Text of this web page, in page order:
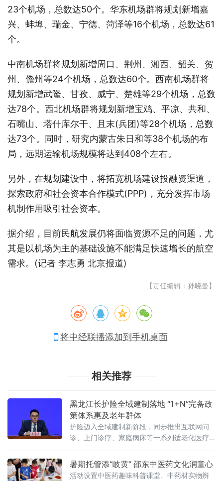
23个机场，总数达50个。华东机场群将规划新增嘉
兴、蚌埠、瑞金、宁德、菏泽等16个机场，总数达61
个。
中南机场群将规划新增周口、荆州、湘西、韶关、贺
州、儋州等24个机场，总数达60个。西南机场群将
规划新增武隆、甘孜、威宁、楚雄等29个机场，总数
达78个。西北机场群将规划新增宝鸡、平凉、共和、
石嘴山、塔什库尔干、且末(兵团)等28个机场，总数
达73个。同时，研究内蒙古朱日和等38个机场的布
局，远期运输机场规模将达到408个左右。
另外，在规划建设中，将拓宽机场建设投融资渠道，
探索政府和社会资本合作模式(PPP)，充分发挥市场
机制作用吸引社会资本。
据介绍，目前民航发展仍将面临资源不足的问题，尤
其是以机场为主的基础设施不能满足快速增长的航空
需求。(记者 李志勇 北京报道)
【责任编辑：孙晓曼】
将中经联播添加到手机桌面
相关推荐
黑龙江长护险全域建制落地 “1+N”完备政
策体系惠及老年群体
护险迈入全域建制新阶段，同步推出互联网问
诊、上门诊疗、家庭病床等一系列适老化医疗
题。长期护理保险被誉为社保“第六险”，是应对
人口老龄化的关
暑期托管添“岐黄” 邵东中医药文化润童心
活动设置中医药趣味科普课堂、中药材实物辨